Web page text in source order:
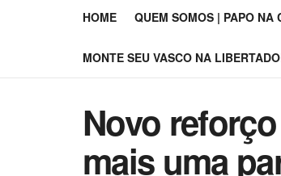
HOME QUEM SOMOS | PAPO NA
MONTE SEU VASCO NA
Novo
mais uma